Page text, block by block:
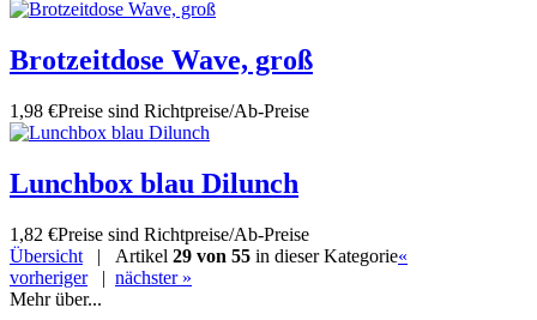
Brotzeitdose Wave, groß
1,98 €Preise sind Richtpreise/Ab-Preise
Lunchbox blau Dilunch
1,82 €Preise sind Richtpreise/Ab-Preise
Übersicht | Artikel 29 von 55 in dieser Kategorie«
vorheriger| nächster »
Mehr über...